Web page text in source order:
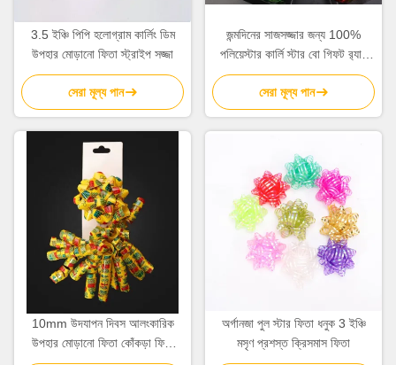
3.5 ইঞ্চি পিপি হলোগ্রাম কার্লিং ডিম
উপহার মোড়ানো ফিতা স্ট্রাইপ সজ্জা
সেরা মূল্য পান
জন্মদিনের সাজসজ্জার জন্য 100%
পলিয়েস্টার কার্লি স্টার বো গিফট র‍্যাপ
ফিতা সেট 0.5 সেমি
সেরা মূল্য পান
10mm উদযাপন দিবস আলংকারিক
উপহার মোড়ানো ফিতা কোঁকড়া ফিতা
অর্গানজা পুল স্টার ফিতা ধনুক 3 ইঞ্চি
মসৃণ প্রশস্ত ক্রিসমাস ফিতা